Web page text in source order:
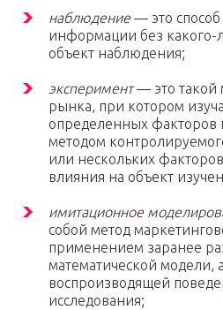
наблюдение— это способ
информации без какого-
объект наблюдения;
эксперимент— это такой
рынка, при котором
определенных факторов
методом
или нескольких
влияния на объект
имитационное
собой метод
применением заранее
математической модели,
воспроизводящей
исследования;